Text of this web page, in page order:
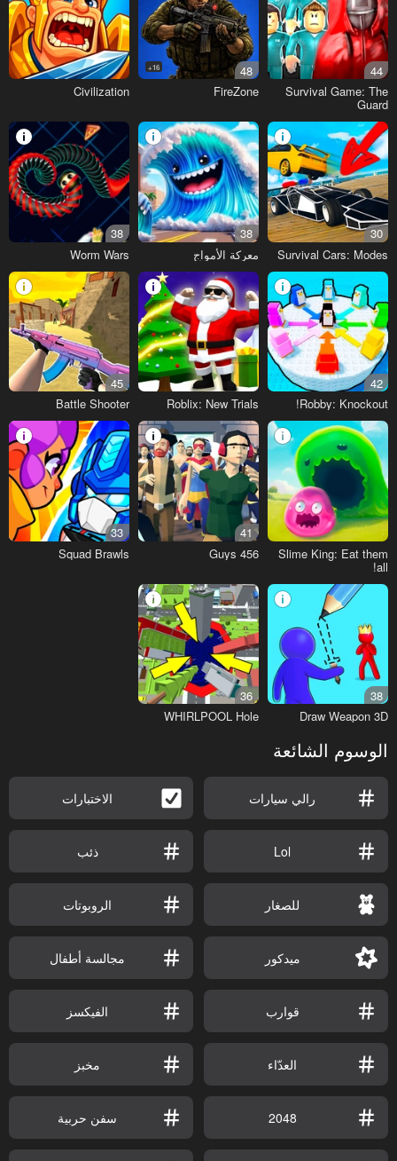
44
Survival Game: The
Guard
48
16+
FireZone
Civilization
30
Survival Cars: Modes
38
معركة الأمواج
38
Worm Wars
42
Robby: Knockout!
Roblix: New Trials
45
Battle Shooter
Slime King: Eat them
all!
41
456 Guys
33
Squad Brawls
38
Draw Weapon 3D
36
WHIRLPOOL Hole
الوسوم الشائعة
رالي سيارات الاختبارات
Lol ذئب
للصغار الروبوتات
ميدكور مجالسة أطفال
قوارب الفيكسز
العدّاء مخبز
2048 سفن حربية